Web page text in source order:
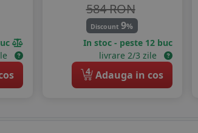
584 RON
Discount9%
In stoc - peste 12 buc
livrare 2/3 zile
4 Adauga in cos